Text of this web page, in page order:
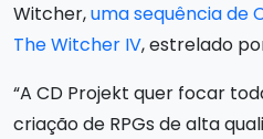
Witcher,uma sequência de
The Witcher IV, estrelado
“A CD Projekt quer focar
criação de RPGs de alta